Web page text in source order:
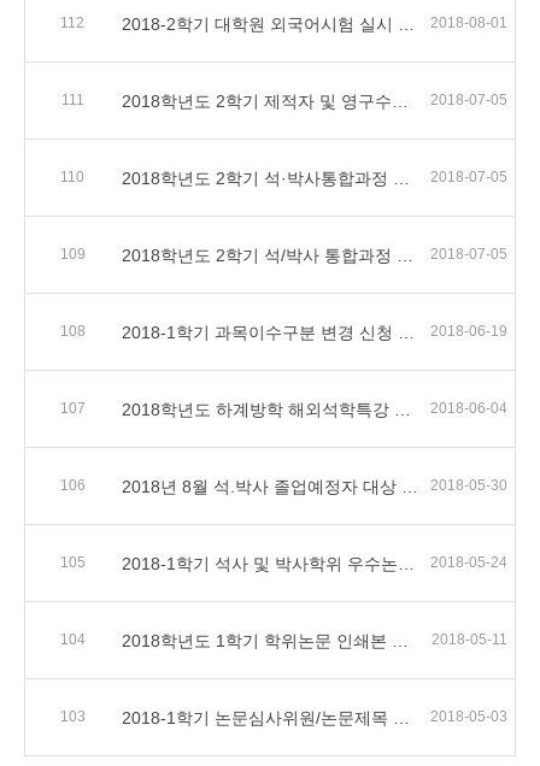
112 2018-08-01
111 2018-07-05
110 2018-07-05
109 2018-07-05
108 2018-06-19
107 2018-06-04
106 2018-05-30
105 2018-05-24
104 2018-05-11
103 2018-05-03